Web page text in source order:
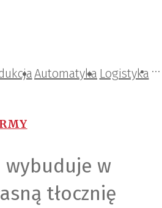
Automatyka Logistyka
wybuduje w
tłocznię